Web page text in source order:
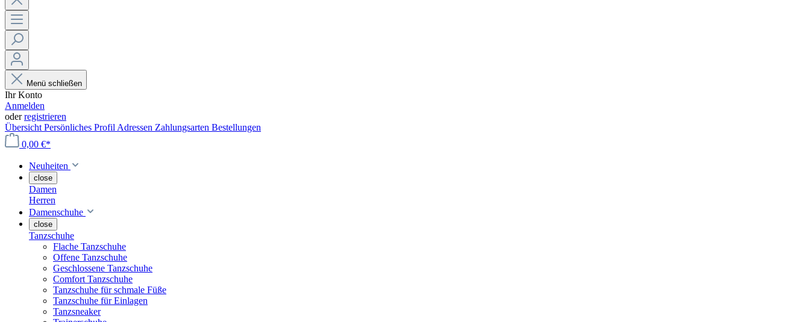
Menü schließen
Ihr Konto
Anmelden
oderregistrieren
Übersicht Persönliches Profil Adressen Zahlungsarten Bestellungen
0,00 €*
Neuheiten
close
Damen
Herren
Damenschuhe
close
Tanzschuhe
Flache Tanzschuhe
Offene Tanzschuhe
Geschlossene Tanzschuhe
Comfort Tanzschuhe
Tanzschuhe für schmale Füße
Tanzschuhe für Einlagen
Tanzsneaker